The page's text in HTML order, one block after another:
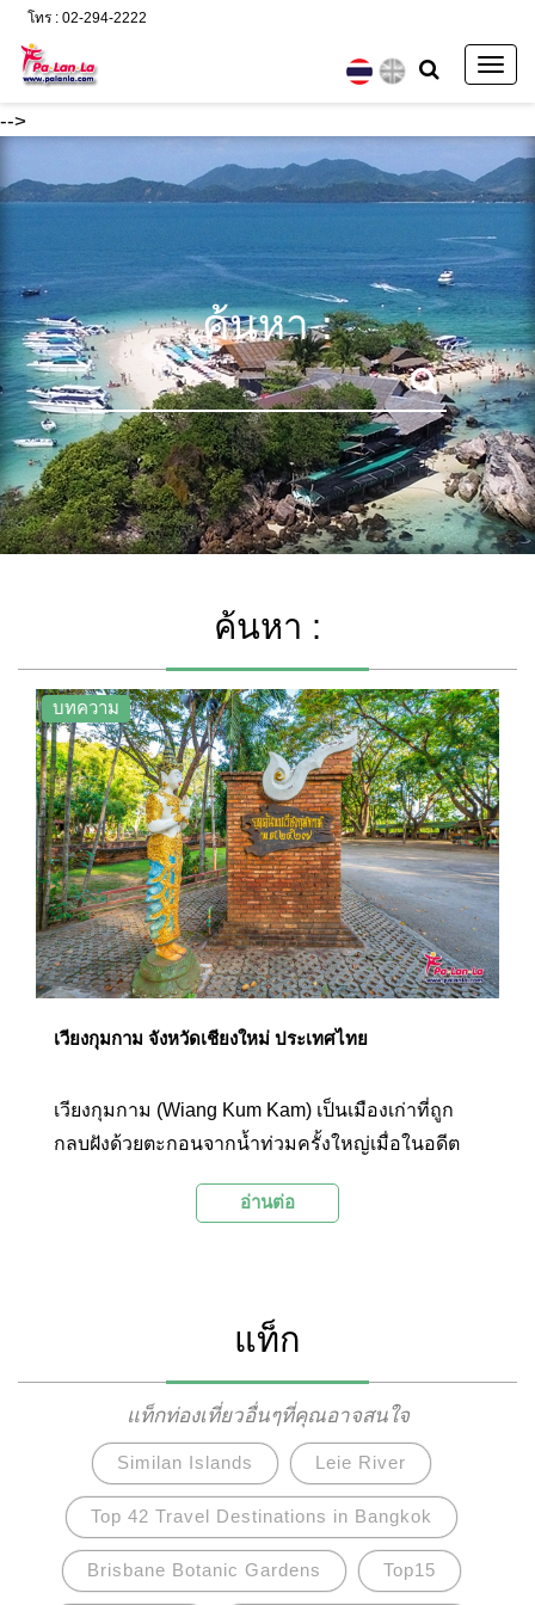
-->
โทร : 02-294-2222
ค้นหา :
ค้นหา :
บทความ
เวียงกุมกาม จังหวัดเชียงใหม่ ประเทศไทย
เวียงกุมกาม (Wiang Kum Kam) เป็นเมืองเก่าที่ถูก
กลบฝังด้วยตะกอนจากน้ำท่วมครั้งใหญ่เมื่อในอดีต
กลายเป็นโบราณสถานขนาดใหญ่ ภายในเวียงกุม
สถานที่ท่องเที่ยวเชิงประวัติศาสตร์ที่น่าสนใจอีกแห่ง
ของจังหวัดเชียงใหม่ที่ไม่ควรพลาดชม
อ่านต่อ
แท็ก
แท็กท่องเที่ยวอื่นๆที่คุณอาจสนใจ
Similan Islands Leie River
Top 42 Travel Destinations in Bangkok
Brisbane Botanic Gardens Top15